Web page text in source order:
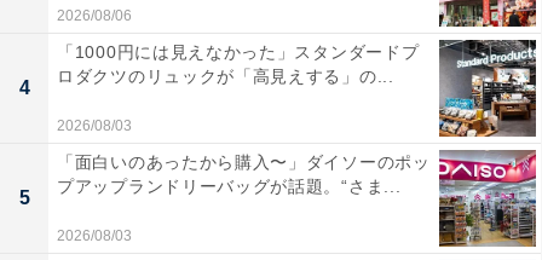
2026/08/06
4
「1000円には見えなかった」スタンダードプ
ロダクツのリュックが「高見えする」の...
2026/08/03
5
「面白いのあったから購入〜」ダイソーのポッ
プアップランドリーバッグが話題。“さま...
2026/08/03